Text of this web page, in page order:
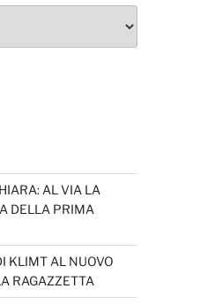
AL VIA LA
DELLA PRIMA
KLIMT AL NUOVO
RAGAZZETTA